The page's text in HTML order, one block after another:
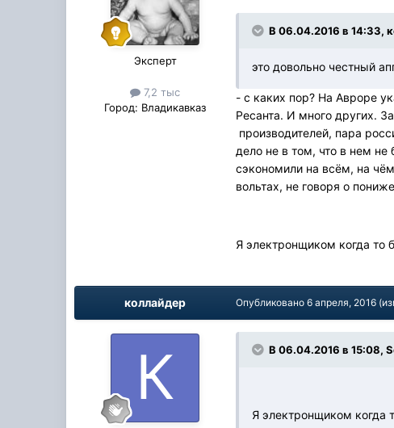
Эксперт
7,2 тыс
Город: Владикавказ
В 06.04.2016 в 14:33,
это довольно честный
- с каких пор? На Авроре
Ресанта. И много других.
производителей, пара
дело не в том, что в нем не
сэкономили на всём, на
вольтах, не говоря о
Я электронщиком когда то
коллайдер Опубликовано6 апреля, 2016
В 06.04.2016 в 15:08,
Я электронщиком когда